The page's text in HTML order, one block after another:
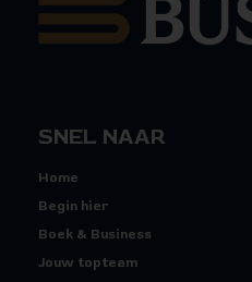
SNEL NAAR
Home
Begin hier
Boek & Business
Jouw topteam